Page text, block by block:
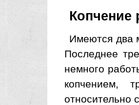
Имеются два
Последнее
немного
копчением,
относительно